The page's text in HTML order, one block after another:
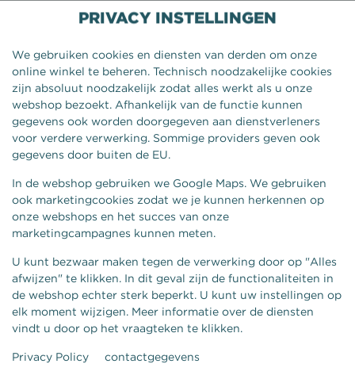
PRIVACY INSTELLINGEN
We gebruiken cookies en diensten van derden om onze
online winkel te beheren. Technisch noodzakelijke cookies
zijn absoluut noodzakelijk zodat alles werkt als u onze
webshop bezoekt. Afhankelijk van de functie kunnen
gegevens ook worden doorgegeven aan dienstverleners
voor verdere verwerking. Sommige providers geven ook
gegevens door buiten de EU.
In de webshop gebruiken we Google Maps. We gebruiken
ook marketingcookies zodat we je kunnen herkennen op
onze webshops en het succes van onze
marketingcampagnes kunnen meten.
U kunt bezwaar maken tegen de verwerking door op "Alles
afwijzen" te klikken. In dit geval zijn de functionaliteiten in
de webshop echter sterk beperkt. U kunt uw instellingen op
elk moment wijzigen. Meer informatie over de diensten
vindt u door op het vraagteken te klikken.
Privacy Policy contactgegevens
BAQUETTE EI + BACON